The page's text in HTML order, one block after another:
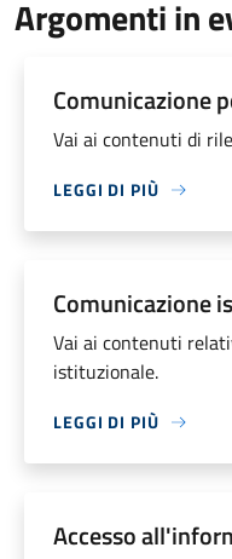
Argomenti in
Comunicazione
Vai ai contenuti di
LEGGI DI PIÙ
Comunicazione
Vai ai contenuti
istituzionale.
LEGGI DI PIÙ
Accesso